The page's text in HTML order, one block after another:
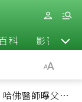
科 影音
佛醫師曝父親